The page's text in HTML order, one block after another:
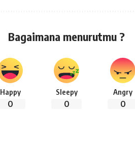
Bagaimana menurutmu ?
Happy
0
Sleepy
0
Angry
0